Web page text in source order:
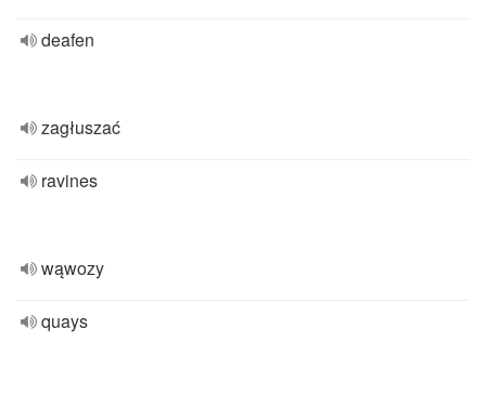
deafen
zagłuszać
ravines
wąwozy
quays